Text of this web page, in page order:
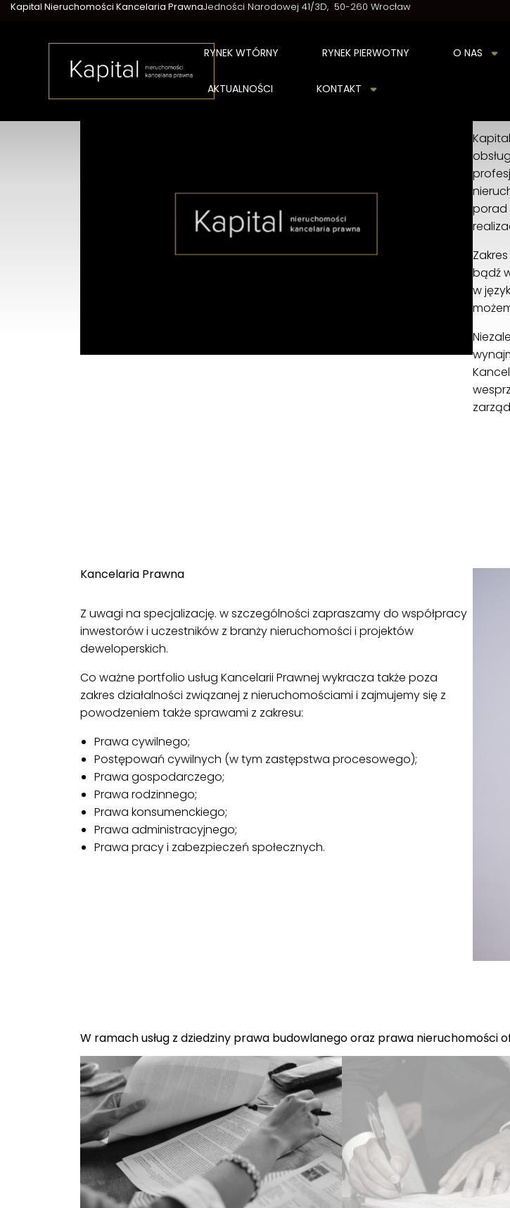
Kapital Nieruchomości Kancelaria PrawnaJedności Narodowej 41/3D 50-260 Wrocław
RYNEK WTÓRNY RYNEK PIERWOTNY O NAS
AKTUALNOŚCI KONTAKT
porad
bądź
w
Kancelaria Prawna
Z uwagi na specjalizację. w szczególności zapraszamy do współpracy
inwestorów i uczestników z branży nieruchomości i projektów
deweloperskich.
Co ważne portfolio usług Kancelarii Prawnej wykracza także poza
zakres działalności związanej z nieruchomościami i zajmujemy się z
powodzeniem także sprawami z zakresu:
Prawa cywilnego;
Postępowań cywilnych (w tym zastępstwa procesowego);
Prawa gospodarczego;
Prawa rodzinnego;
Prawa konsumenckiego;
Prawa administracyjnego;
Prawa pracy i zabezpieczeń społecznych.
W ramach usług z dziedziny prawa budowlanego oraz prawa nieruchomości